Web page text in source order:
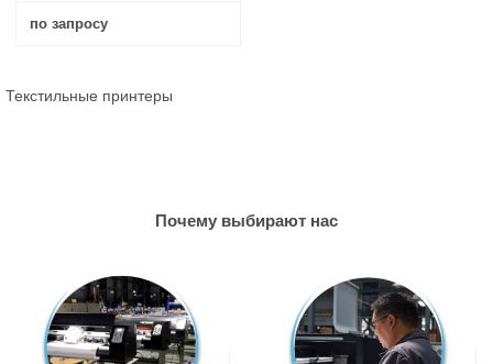
по запросу
Текстильные принтеры
Почему выбирают нас